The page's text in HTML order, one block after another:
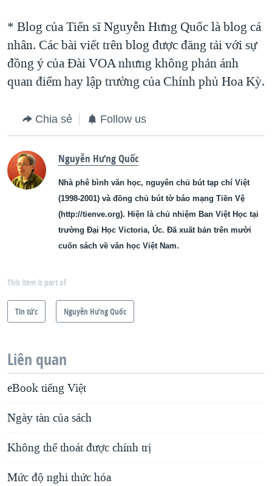
* Blog của Tiến sĩ Nguyễn Hưng Quốc là blog cá
nhân. Các bài viết trên blog được đăng tải với sự
đồng ý của Ðài VOA nhưng không phản ánh
quan điểm hay lập trường của Chính phủ Hoa Kỳ.
Chia sẻ Follow us
Nguyễn Hưng Quốc
Nhà phê bình văn học, nguyên chủ bút tạp chí Việt
(1998-2001) và đồng chủ bút tờ báo mạng Tiền Vệ
(http://tienve.org). Hiện là chủ nhiệm Ban Việt Học tại
trường Đại Học Victoria, Úc. Đã xuất bản trên mười
cuốn sách về văn học Việt Nam.
This item is part of
Tin tức Nguyễn Hưng Quốc
Liên quan
eBook tiếng Việt
Ngày tàn của sách
Không thể thoát được chính trị
Mức độ nghi thức hóa